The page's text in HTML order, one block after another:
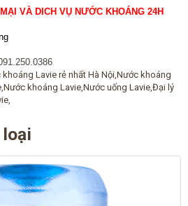
VÀ DICH VỤ NƯỚC KHOÁNG 24H
Lavie rẻ nhất Hà Nội,Nước khoáng
khoáng Lavie,Nước uống Lavie,Đại lý
,
loại